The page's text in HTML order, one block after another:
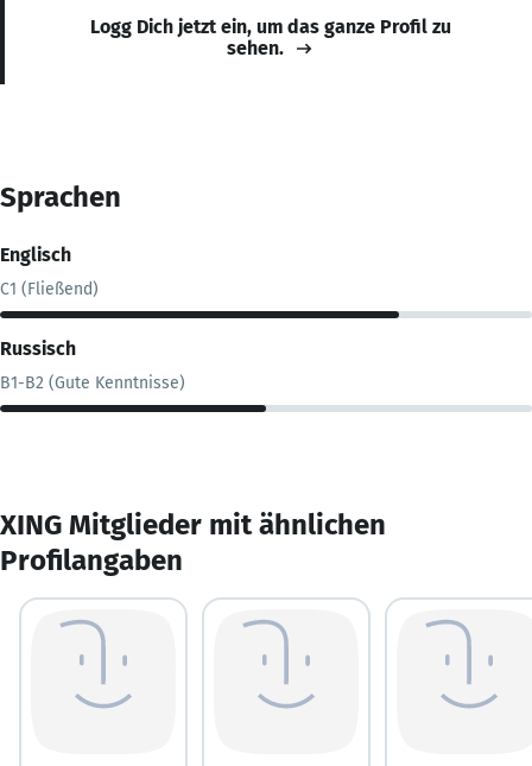
Logg Dich jetzt ein, um das ganze Profil zu
sehen.
Sprachen
Englisch
C1 (Fließend)
Russisch
B1-B2 (Gute Kenntnisse)
XING Mitglieder mit ähnlichen
Profilangaben